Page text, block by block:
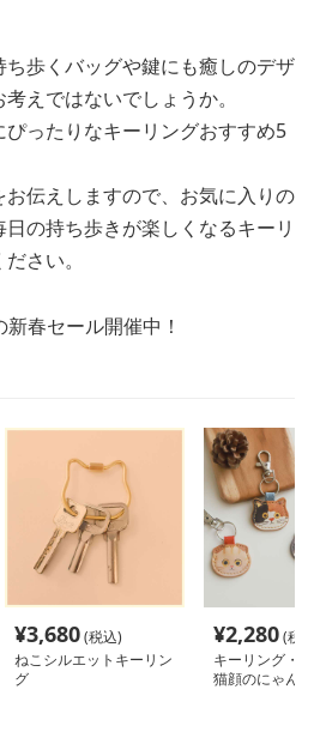
歩くバッグや鍵にも癒しのデザ
えではないでしょうか。
ったりなキーリングおすすめ5
伝えしますので、お気に入りの
の持ち歩きが楽しくなるキーリ
さい。
春セール開催中！
¥3,680(税込)
ねこシルエットキーリン
グ
¥2,280(税
キーリング・
猫顔のにゃん